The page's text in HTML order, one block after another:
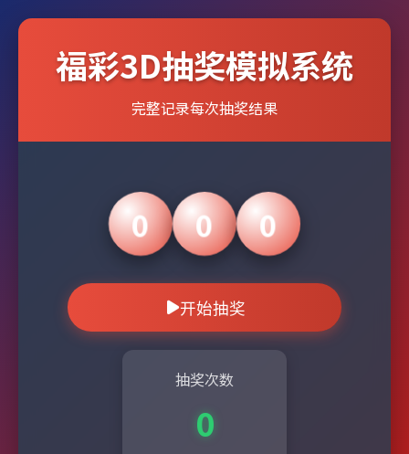
福彩3D抽奖模拟系统
完整记录每次抽奖结果
0 0 0
开始抽奖
抽奖次数
0